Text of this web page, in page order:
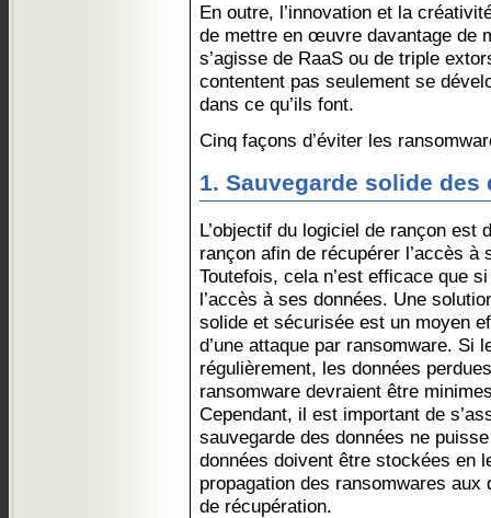
En outre, l’innovation et la
de mettre en œuvre davantage de
s’agisse de RaaS ou de triple
contentent pas seulement se
dans ce qu’ils font.
Cinq façons d’éviter les
1. Sauvegarde solide des
L’objectif du logiciel de rançon
rançon afin de récupérer l’accès à
Toutefois, cela n’est efficace que
l’accès à ses données. Une
solide et sécurisée est un moyen
d’une attaque par ransomware. Si
régulièrement, les données
ransomware devraient être
Cependant, il est important de
sauvegarde des données ne
données doivent être stockées en
propagation des ransomwares
de récupération.